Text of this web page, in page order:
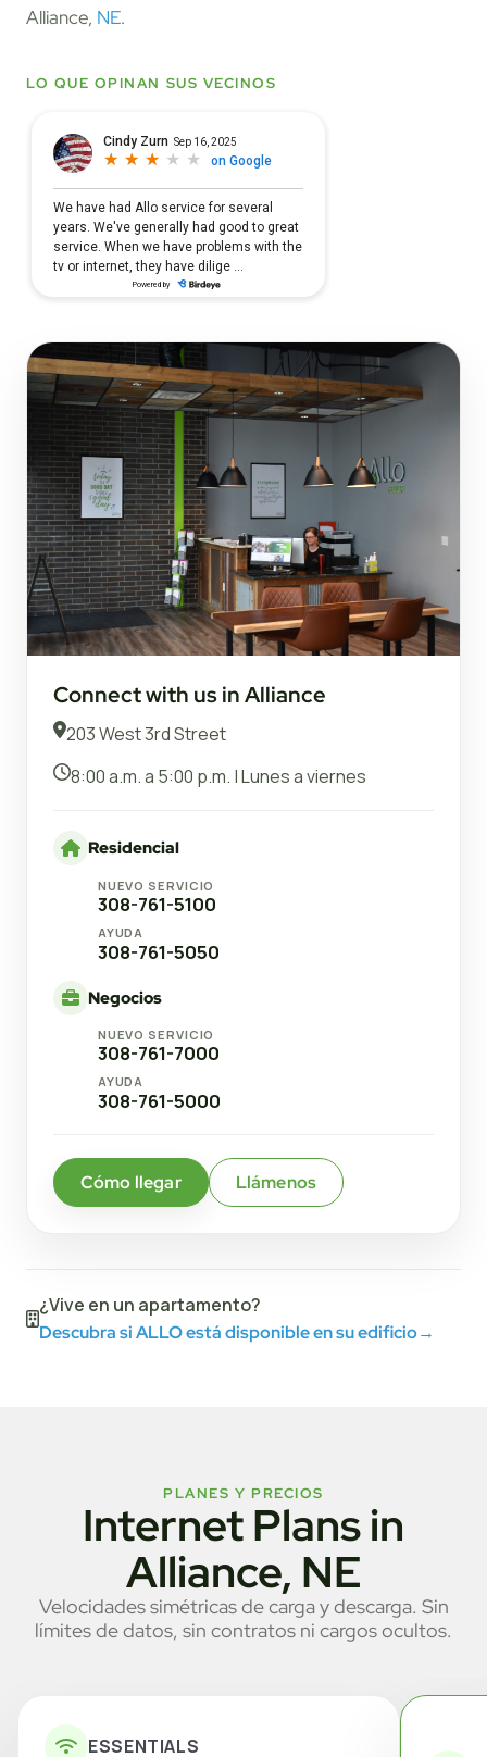
Alliance, NE.
LO QUE OPINAN SUS VECINOS
Connect with us in Alliance
203 West 3rd Street
8:00 a.m. a 5:00 p.m. | Lunes a viernes
Residencial
NUEVO SERVICIO
308-761-5100
AYUDA
308-761-5050
Negocios
NUEVO SERVICIO
308-761-7000
AYUDA
308-761-5000
Cómo llegar Llámenos
¿Vive en un apartamento?
Descubra si ALLO está disponible en su edificio→
PLANES Y PRECIOS
Internet Plans in
Alliance, NE
Velocidades simétricas de carga y descarga. Sin
límites de datos, sin contratos ni cargos ocultos.
ESSENTIALS